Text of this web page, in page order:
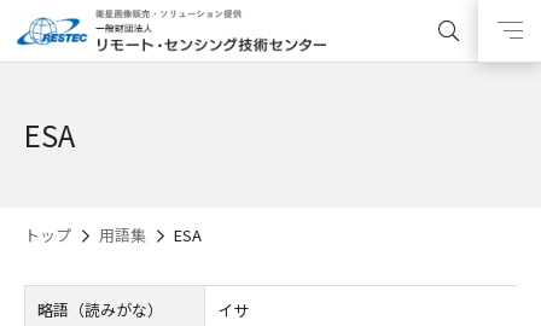
ESA
トップ 用語集 ESA
略語（読みがな） イサ